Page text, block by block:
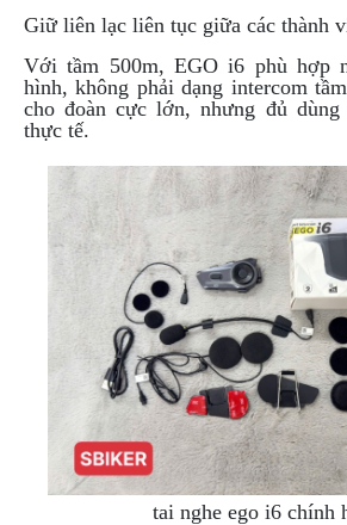
Giữ liên lạc liên tục giữa các thành
Với tầm 500m, EGO i6 phù hợp
hình, không phải dạng intercom
cho đoàn cực lớn, nhưng đủ
thực tế.
tai nghe ego i6 chính